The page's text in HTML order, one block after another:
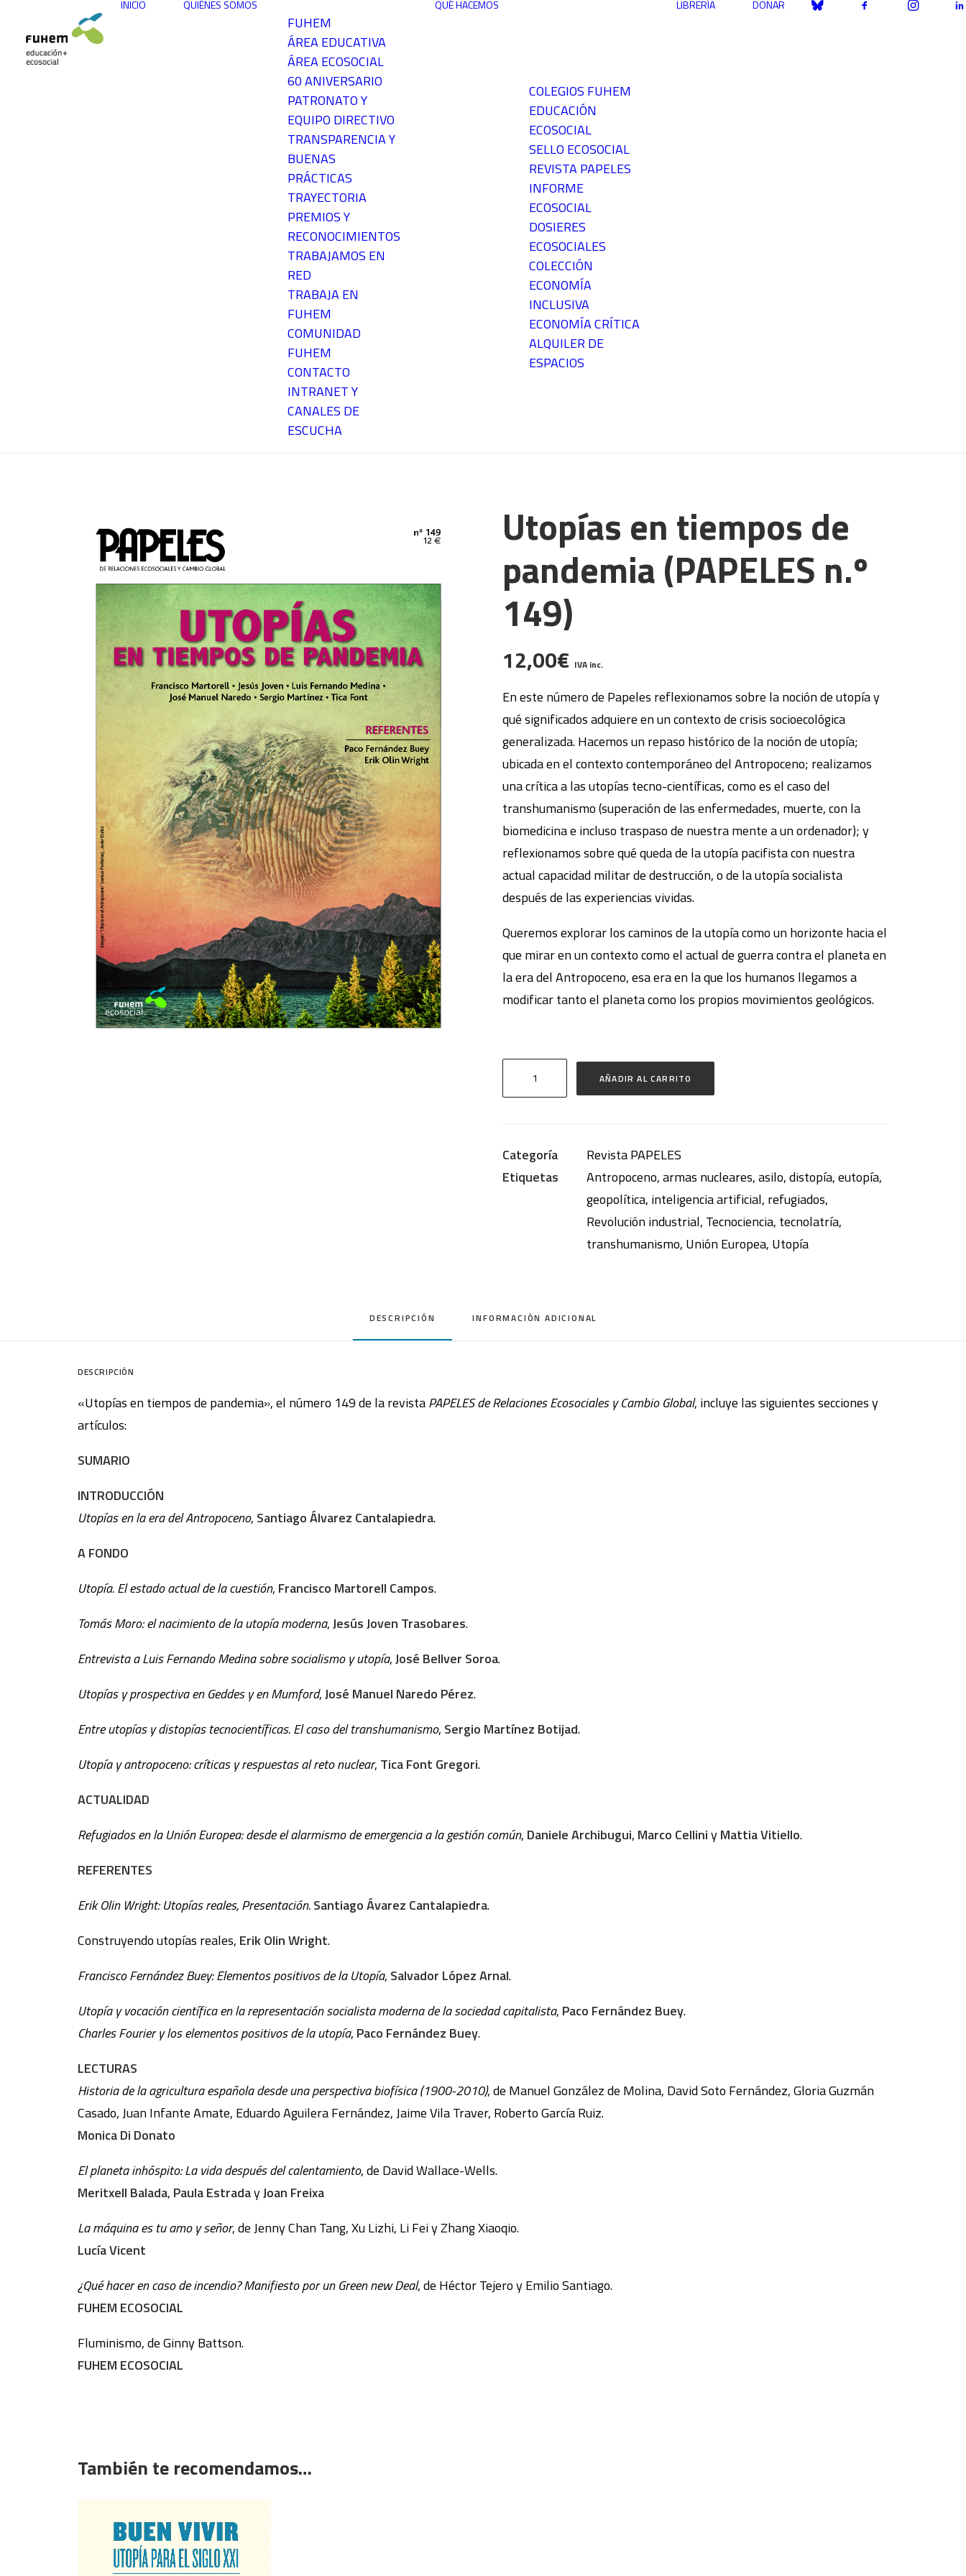
INICIO QUIÉNES SOMOS
FUHEM
ÁREA EDUCATIVA
ÁREA ECOSOCIAL
60 ANIVERSARIO
PATRONATO Y
EQUIPO DIRECTIVO
TRANSPARENCIA Y
BUENAS
PRÁCTICAS
TRAYECTORIA
PREMIOS Y
RECONOCIMIENTOS
TRABAJAMOS EN
RED
TRABAJA EN
FUHEM
COMUNIDAD
FUHEM
CONTACTO
INTRANET Y
CANALES DE
ESCUCHA
QUÉ HACEMOS
COLEGIOS FUHEM
EDUCACIÓN
ECOSOCIAL
SELLO ECOSOCIAL
REVISTA PAPELES
INFORME
ECOSOCIAL
DOSIERES
ECOSOCIALES
COLECCIÓN
ECONOMÍA
INCLUSIVA
ECONOMÍA CRÍTICA
ALQUILER DE
ESPACIOS
LIBRERÍA DONAR
Utopías en tiempos de
pandemia (PAPELES n.º
149)
12,00€ IVA inc.
En este número de Papeles reflexionamos sobre la noción de utopía y
qué significados adquiere en un contexto de crisis socioecológica
generalizada. Hacemos un repaso histórico de la noción de utopía;
ubicada en el contexto contemporáneo del Antropoceno; realizamos
una crítica a las utopías tecno-científicas, como es el caso del
transhumanismo (superación de las enfermedades, muerte, con la
biomedicina e incluso traspaso de nuestra mente a un ordenador); y
reflexionamos sobre qué queda de la utopía pacifista con nuestra
actual capacidad militar de destrucción, o de la utopía socialista
después de las experiencias vividas.
Queremos explorar los caminos de la utopía como un horizonte hacia el
que mirar en un contexto como el actual de guerra contra el planeta en
la era del Antropoceno, esa era en la que los humanos llegamos a
modificar tanto el planeta como los propios movimientos geológicos.
en
pandemia
(PAPELES
AÑADIR AL CARRITO
Categoría
Revista PAPELES
Etiquetas
Antropoceno,armas nucleares,asilo,distopía,eutopía,
geopolítica, inteligencia artificial, refugiados,
Revolución industrial, Tecnociencia, tecnolatría,
transhumanismo, Unión Europea, Utopía
DESCRIPCIÓN INFORMACIÓN ADICIONAL
DESCRIPCIÓN
«Utopías en tiempos de pandemia», el número 149 de la revistaPAPELES de Relaciones Ecosociales y Cambio Global, incluye las siguientes secciones y
artículos:
SUMARIO
INTRODUCCIÓN
Utopías en la era del Antropoceno, Santiago Álvarez Cantalapiedra.
A FONDO
Utopía. El estado actual de la cuestión, Francisco Martorell Campos.
Tomás Moro: el nacimiento de la utopía moderna,Jesús Joven Trasobares.
Entrevista a Luis Fernando Medina sobre socialismo y utopía,José Bellver Soroa.
Utopías y prospectiva en Geddes y en Mumford,José Manuel Naredo Pérez.
Entre utopías y distopías tecnocientíficas. El caso del transhumanismo, Sergio Martínez Botijad.
Utopía y antropoceno: críticas y respuestas al reto nuclear, Tica Font Gregori.
ACTUALIDAD
Refugiados en la Unión Europea: desde el alarmismo de emergencia a la gestión común, Daniele Archibugui, Marco CelliniyMattia Vitiello.
REFERENTES
Erik Olin Wright: Utopías reales, Presentación.Santiago Ávarez Cantalapiedra.
Construyendo utopías reales, Erik Olin Wright.
Francisco Fernández Buey: Elementos positivos de la Utopía, Salvador López Arnal.
Utopía y vocación científica en la representación socialista moderna de la sociedad capitalista, Paco Fernández Buey.
Charles Fourier y los elementos positivos de la utopía, Paco Fernández Buey.
LECTURAS
Historia de la agricultura española desde una perspectiva biofísica (1900-2010), de Manuel González de Molina, David Soto Fernández, Gloria Guzmán
Casado, Juan Infante Amate, Eduardo Aguilera Fernández, Jaime Vila Traver, Roberto García Ruiz.
Monica Di Donato
El planeta inhóspito: La vida después del calentamiento, de David Wallace-Wells.
Meritxell Balada, Paula EstradayJoan Freixa
La máquina es tu amo y señor, de Jenny Chan Tang, Xu Lizhi, Li Fei y Zhang Xiaoqio.
Lucía Vicent
¿Qué hacer en caso de incendio? Manifiesto por un Green new Deal, de Héctor Tejero y Emilio Santiago.
FUHEM ECOSOCIAL
Fluminismo, de Ginny Battson.
FUHEM ECOSOCIAL
También te recomendamos…